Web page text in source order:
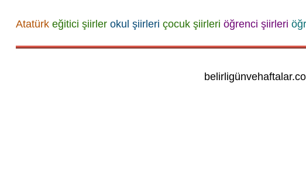
Atatürk eğitici şiirler okul şiirleri çocuk şiirleri öğrenci şiirleri